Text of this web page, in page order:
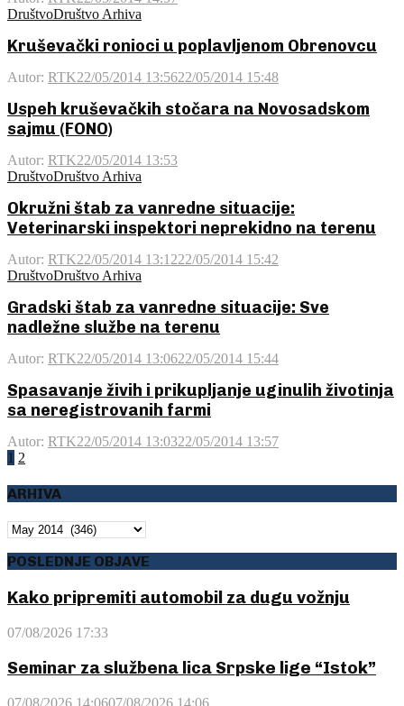
DruštvoDruštvo Arhiva
Kruševački ronioci u poplavljenom Obrenovcu
Autor: RTK22/05/2014 13:5622/05/2014 15:48
Uspeh kruševačkih stočara na Novosadskom
sajmu (FONO)
Autor: RTK22/05/2014 13:53
DruštvoDruštvo Arhiva
Okružni štab za vanredne situacije:
Veterinarski inspektori neprekidno na terenu
Autor: RTK22/05/2014 13:1222/05/2014 15:42
DruštvoDruštvo Arhiva
Gradski štab za vanredne situacije: Sve
nadležne službe na terenu
Autor: RTK22/05/2014 13:0622/05/2014 15:44
Spasavanje živih i prikupljanje uginulih životinja
sa neregistrovanih farmi
Autor: RTK22/05/2014 13:0322/05/2014 13:57
Posts
pagination
1 2
ARHIVA
ARHIVA
POSLEDNJE OBJAVE
Kako pripremiti automobil za dugu vožnju
07/08/2026 17:33
Seminar za službena lica Srpske lige “Istok”
07/08/2026 14:0607/08/2026 14:06